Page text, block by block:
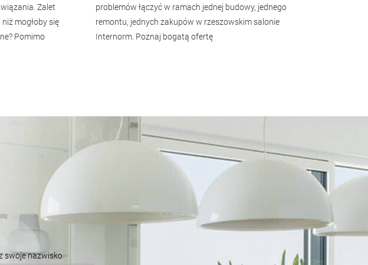
Zalet
mogłoby się
Pomimo
problemów łączyć w ramach jednej budowy, jednego
remontu, jednych zakupów w rzeszowskim salonie
Internorm. Poznaj bogatą ofertę